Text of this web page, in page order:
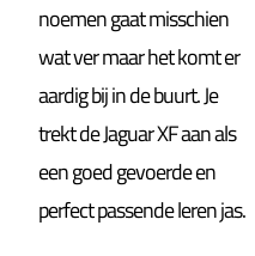
noemen gaat misschien
wat ver maar het komt er
aardig bij in de buurt. Je
trekt de Jaguar XF aan als
een goed gevoerde en
perfect passende leren jas.